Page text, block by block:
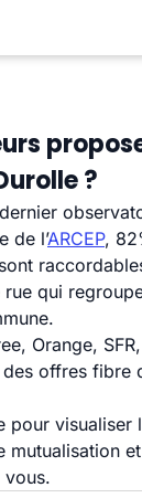
?
de l’ARCEP,
qui
Orange,
offres fibre
pour visualiser
mutualisation